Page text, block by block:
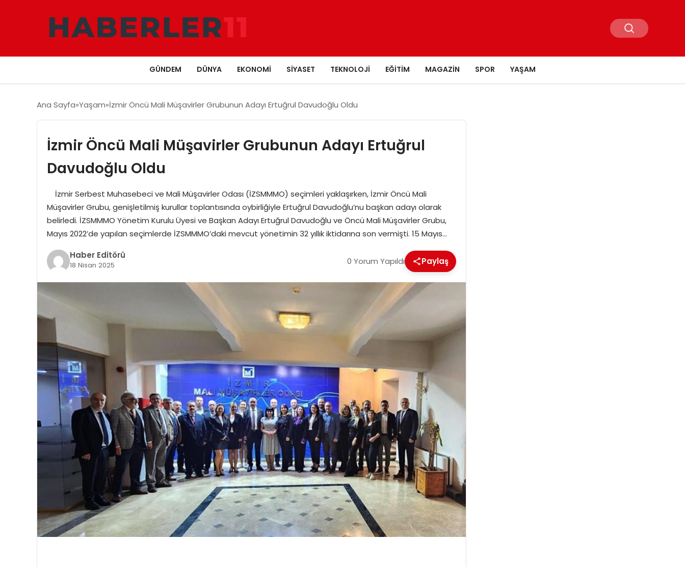
GÜNDEM DÜNYA EKONOMI SIYASET TEKNOLOJI EĞITIM MAGAZIN SPOR YAŞAM
Ana Sayfa Yaşam İzmir Öncü Mali Müşavirler Grubunun Adayı Ertuğrul Davudoğlu Oldu
İzmir Öncü Mali Müşavirler Grubunun Adayı Ertuğrul
Davudoğlu Oldu
İzmir Serbest Muhasebeci ve Mali Müşavirler Odası (İZSMMMO) seçimleri yaklaşırken, İzmir Öncü Mali
Müşavirler Grubu, genişletilmiş kurullar toplantısında oybirliğiyle Ertuğrul Davudoğlu’nu başkan adayı olarak
belirledi. İZSMMMO Yönetim Kurulu Üyesi ve Başkan Adayı Ertuğrul Davudoğlu ve Öncü Mali Müşavirler Grubu,
Mayıs 2022’de yapılan seçimlerde İZSMMMO’daki mevcut yönetimin 32 yıllık iktidarına son vermişti. 15 Mayıs…
Haber Editörü
18 Nisan 2025 0 Yorum Yapıldı Paylaş